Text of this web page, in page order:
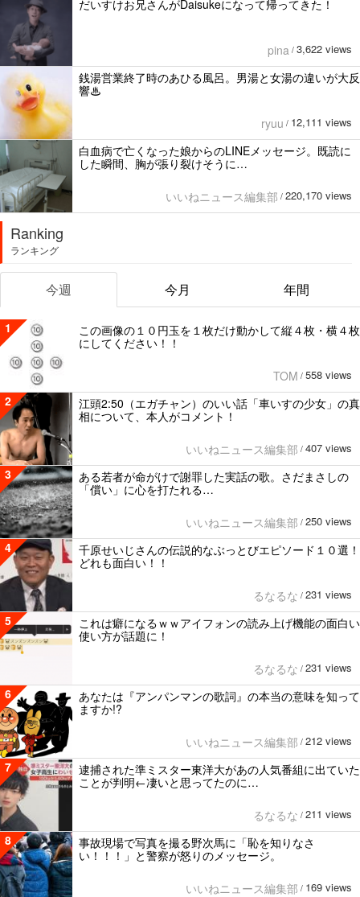
だいすけお兄さんがDaisukeになって帰ってきた！
pina / 3,622 views
銭湯営業終了時のあひる風呂。男湯と女湯の違いが大反
響♨
ryuu / 12,111 views
白血病で亡くなった娘からのLINEメッセージ。既読に
した瞬間、胸が張り裂けそうに…
いいねニュース編集部 / 220,170 views
Ranking
ランキング
今週 今月 年間
1
この画像の１０円玉を１枚だけ動かして縦４枚・横４枚
にしてください！！
TOM / 558 views
2
江頭2:50（エガチャン）のいい話「車いすの少女」の真
相について、本人がコメント！
いいねニュース編集部 / 407 views
3
ある若者が命がけで謝罪した実話の歌。さだまさしの
「償い」に心を打たれる…
いいねニュース編集部 / 250 views
4
千原せいじさんの伝説的なぶっとびエピソード１０選！
どれも面白い！！
るなるな / 231 views
5
これは癖になるｗｗアイフォンの読み上げ機能の面白い
使い方が話題に！
るなるな / 231 views
6
あなたは『アンパンマンの歌詞』の本当の意味を知って
ますか!?
いいねニュース編集部 / 212 views
7
逮捕された準ミスター東洋大があの人気番組に出ていた
ことが判明←凄いと思ってたのに…
るなるな / 211 views
8
事故現場で写真を撮る野次馬に「恥を知りなさ
い！！！」と警察が怒りのメッセージ。
いいねニュース編集部 / 169 views